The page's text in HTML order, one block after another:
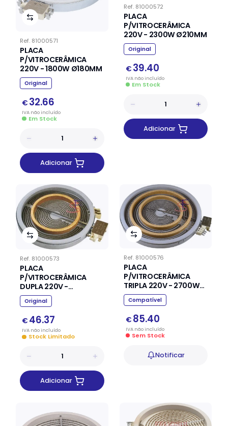
Ref. 81000571
PLACA
P/VITROCERÂMICA
220V - 1800W Ø180MM
Original
€ 32.66
IVA nãoincluído
Em Stock
Adicionar
Ref. 81000572
PLACA
P/VITROCERÂMICA
220V - 2300W Ø210MM
Original
€ 39.40
IVA nãoincluído
Em Stock
Adicionar
Ref. 81000573
PLACA
P/VITROCERÂMICA
DUPLA 220V -
700/1700W
Ø120/180MM
Original
€ 46.37
IVA nãoincluído
Stock Limitado
Adicionar
Ref. 81000576
PLACA
P/VITROCERÂMICA
TRIPLA 220V - 2700W
Ø300MM FAGOR EDESA
Compatível
€ 85.40
IVA nãoincluído
Sem Stock
Notificar